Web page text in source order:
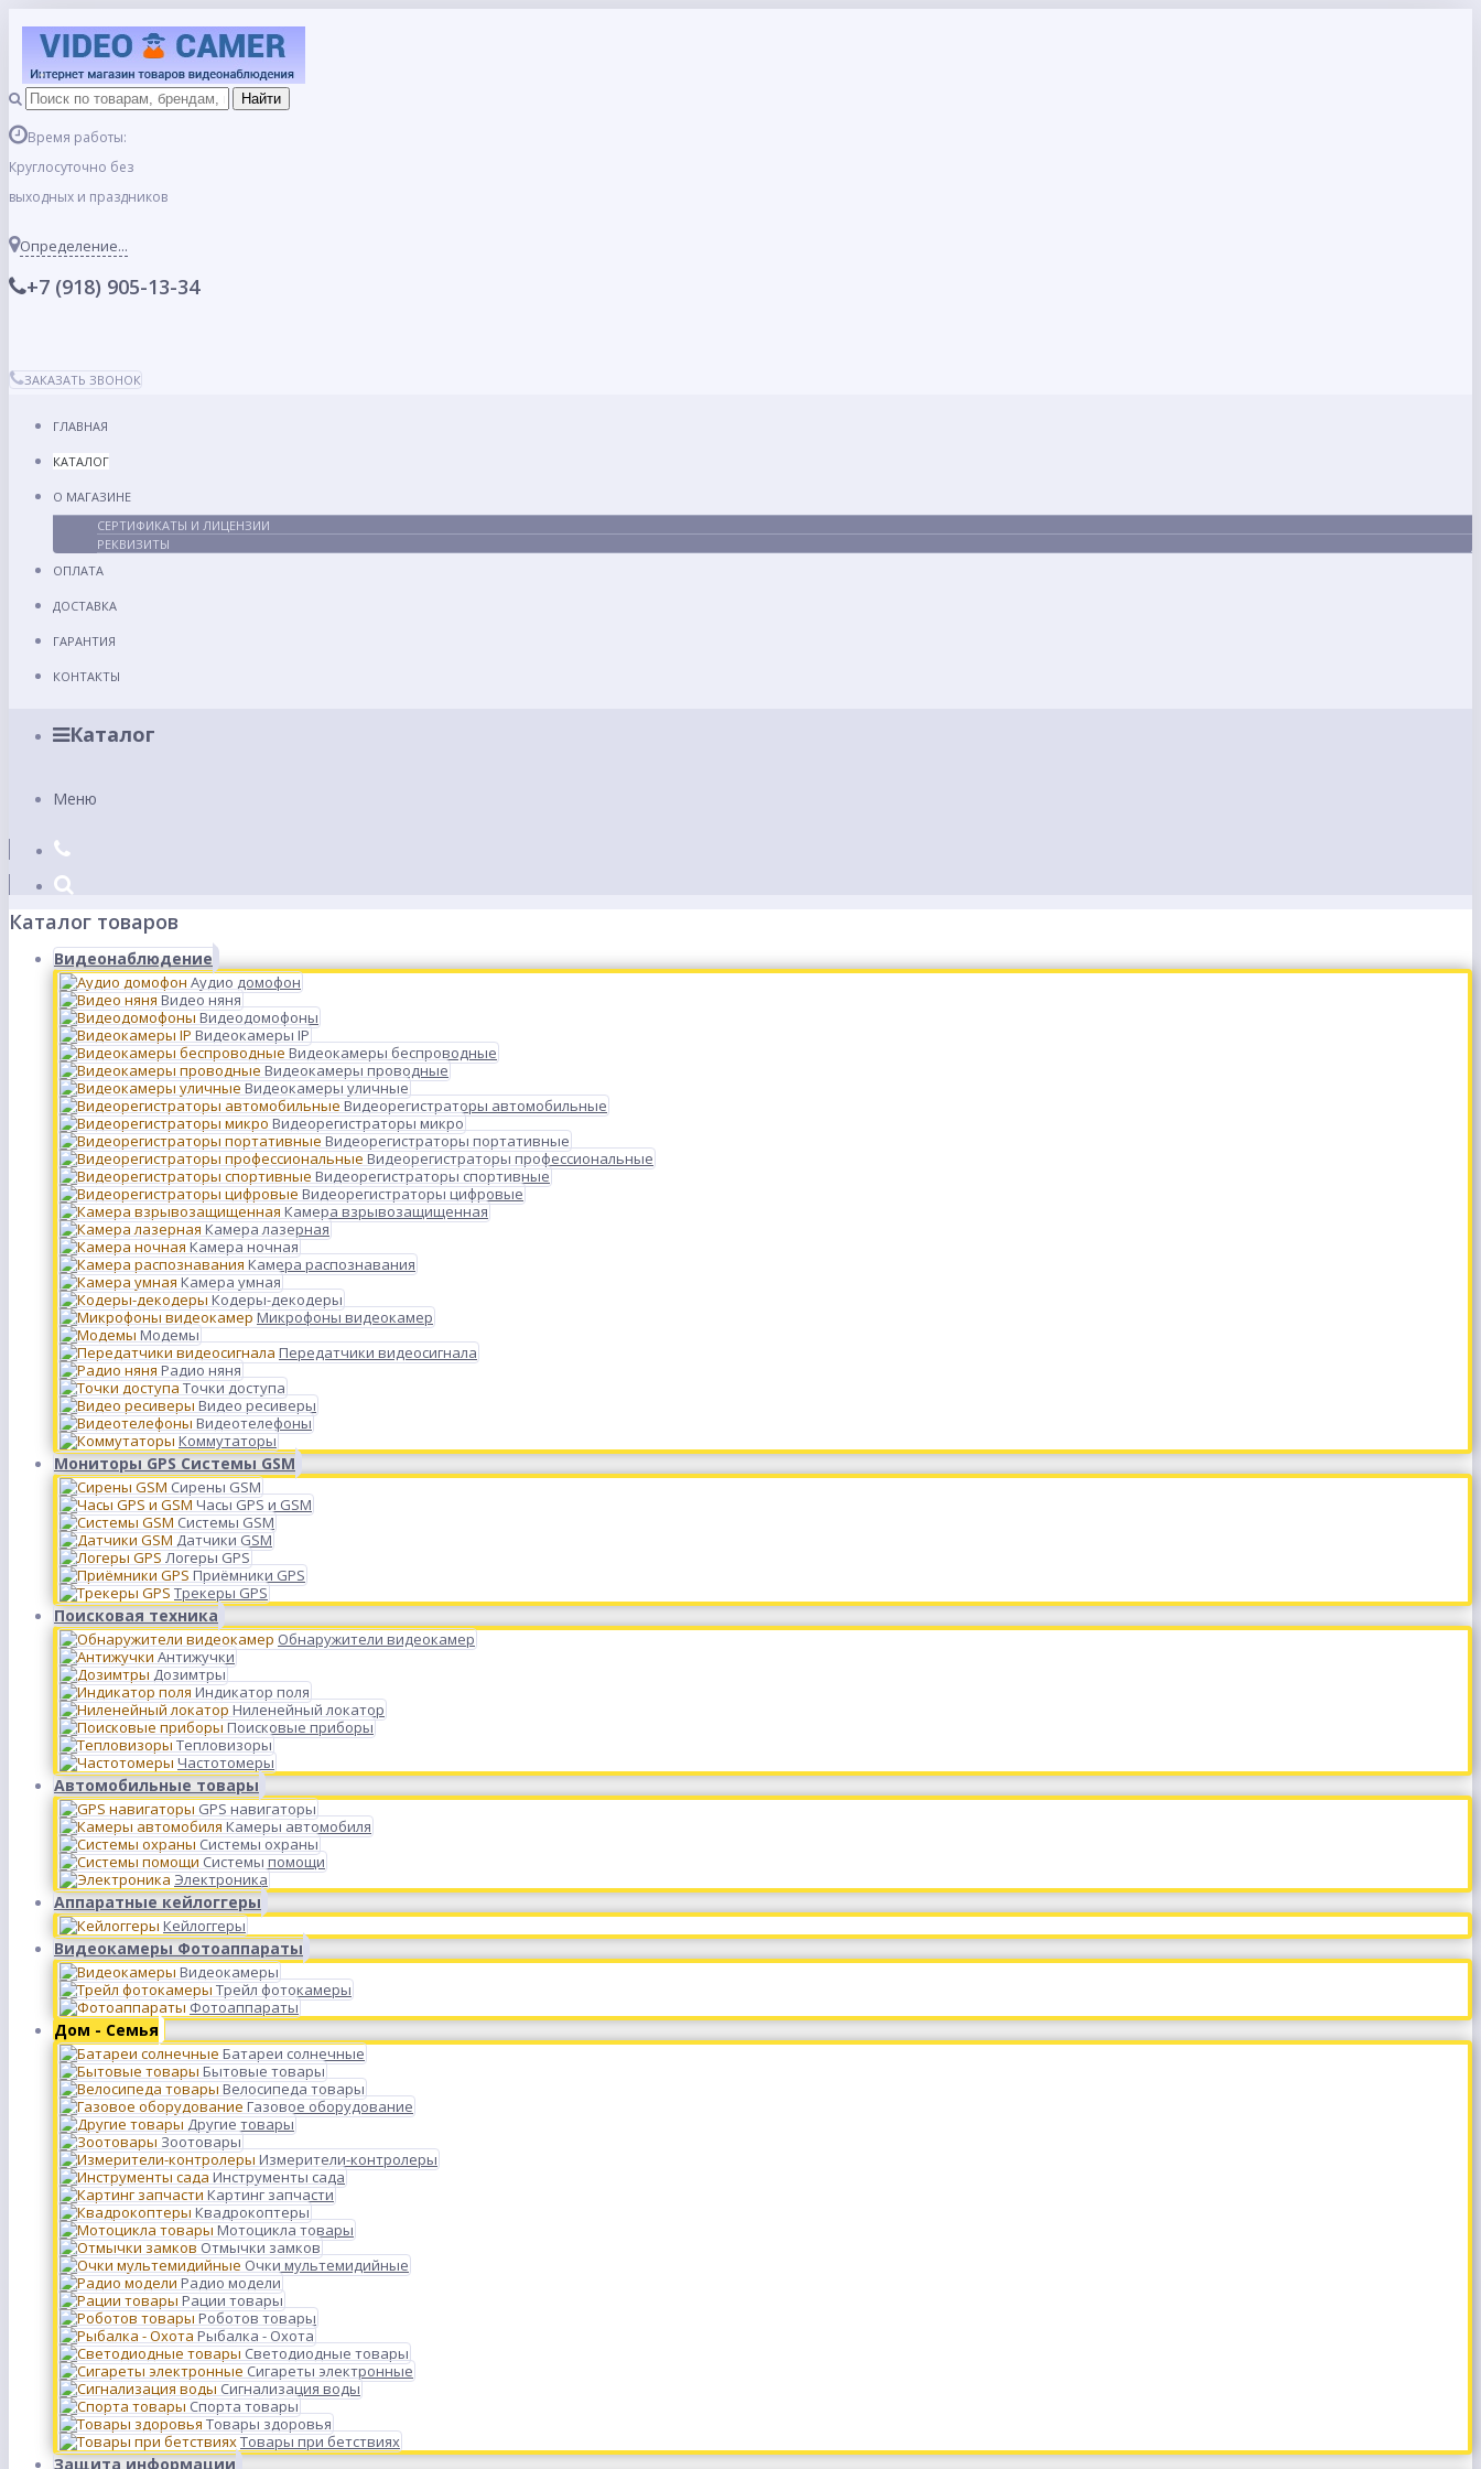
Время работы:
Круглосуточно без
выходных и праздников
Определение...
+7 (918) 905-13-34
ЗАКАЗАТЬ ЗВОНОК
ГЛАВНАЯ
КАТАЛОГ
О МАГАЗИНЕ
СЕРТИФИКАТЫ И ЛИЦЕНЗИИ
РЕКВИЗИТЫ
ОПЛАТА
ДОСТАВКА
ГАРАНТИЯ
КОНТАКТЫ
Каталог
Меню
Каталог товаров
Видеонаблюдение
Аудио домофон
Видео няня
Видеодомофоны
Видеокамеры IP
Видеокамеры беспроводные
Видеокамеры проводные
Видеокамеры уличные
Видеорегистраторы автомобильные
Видеорегистраторы микро
Видеорегистраторы портативные
Видеорегистраторы профессиональные
Видеорегистраторы спортивные
Видеорегистраторы цифровые
Камера взрывозащищенная
Камера лазерная
Камера ночная
Камера распознавания
Камера умная
Кодеры-декодеры
Микрофоны видеокамер
Модемы
Передатчики видеосигнала
Радио няня
Точки доступа
Видео ресиверы
Видеотелефоны
Коммутаторы
Мониторы GPS Системы GSM
Сирены GSM
Часы GPS и GSM
Системы GSM
Датчики GSM
Логеры GPS
Приёмники GPS
Трекеры GPS
Поисковая техника
Обнаружители видеокамер
Антижучки
Дозимтры
Индикатор поля
Ниленейный локатор
Поисковые приборы
Тепловизоры
Частотомеры
Автомобильные товары
GPS навигаторы
Камеры автомобиля
Системы охраны
Системы помощи
Электроника
Аппаратные кейлоггеры
Кейлоггеры
Видеокамеры Фотоаппараты
Видеокамеры
Трейл фотокамеры
Фотоаппараты
Дом - Семья
Батареи солнечные
Бытовые товары
Велосипеда товары
Газовое оборудование
Другие товары
Зоотовары
Измерители-контролеры
Инструменты сада
Картинг запчасти
Квадрокоптеры
Мотоцикла товары
Отмычки замков
Очки мультемидийные
Радио модели
Рации товары
Роботов товары
Рыбалка - Охота
Светодиодные товары
Сигареты электронные
Сигнализация воды
Спорта товары
Товары здоровья
Товары при бетствиях
Защита информации